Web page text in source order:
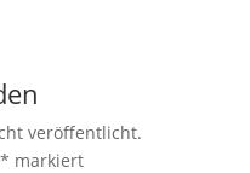
veröffentlicht.
* markiert